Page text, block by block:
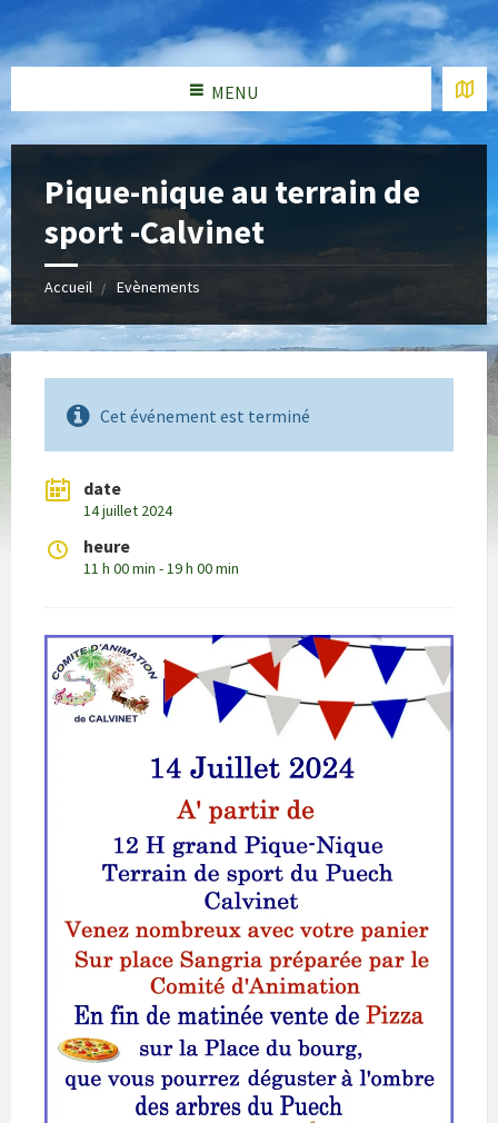
MENU
Pique-nique au terrain de
sport -Calvinet
Accueil Evènements
Cet événement est terminé
date
14 juillet 2024
heure
11 h 00 min - 19 h 00 min